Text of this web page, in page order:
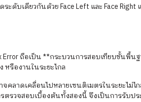
ระดับเดียวกันด้วย Face Left และ Face
Error ถือเป็น **กระบวนการสอบเทียบขั้น
หรืองานในระยะไกล
คลาดเคลื่อนไปหลายเซนติเมตรในระยะไ
ตรวจสอบเบื้องต้นทั้งสองนี้ จึงเป็นการรับ